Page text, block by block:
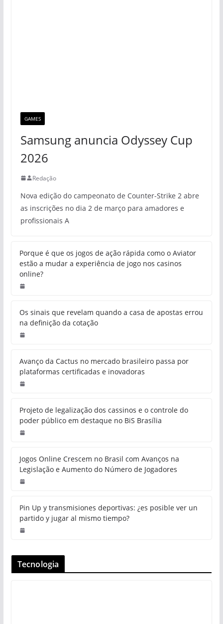
GAMES
Samsung anuncia Odyssey Cup
2026
Redação
Nova edição do campeonato de Counter-Strike 2 abre
as inscrições no dia 2 de março para amadores e
profissionais A
Porque é que os jogos de ação rápida como o Aviator
estão a mudar a experiência de jogo nos casinos
online?
Os sinais que revelam quando a casa de apostas errou
na definição da cotação
Avanço da Cactus no mercado brasileiro passa por
plataformas certificadas e inovadoras
Projeto de legalização dos cassinos e o controle do
poder público em destaque no BiS Brasília
Jogos Online Crescem no Brasil com Avanços na
Legislação e Aumento do Número de Jogadores
Pin Up y transmisiones deportivas: ¿es posible ver un
partido y jugar al mismo tiempo?
Tecnologia